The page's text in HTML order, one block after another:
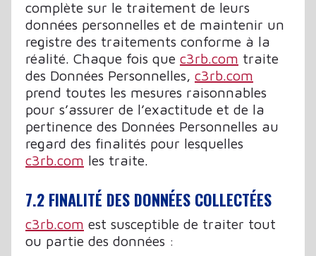
complète sur le traitement de leurs
données personnelles et de maintenir un
registre des traitements conforme à la
réalité. Chaque fois que c3rb.com traite
des Données Personnelles, c3rb.com
prend toutes les mesures raisonnables
pour s’assurer de l’exactitude et de la
pertinence des Données Personnelles au
regard des finalités pour lesquelles
c3rb.com les traite.
7.2 FINALITÉ DES DONNÉES COLLECTÉES
c3rb.com est susceptible de traiter tout
ou partie des données :